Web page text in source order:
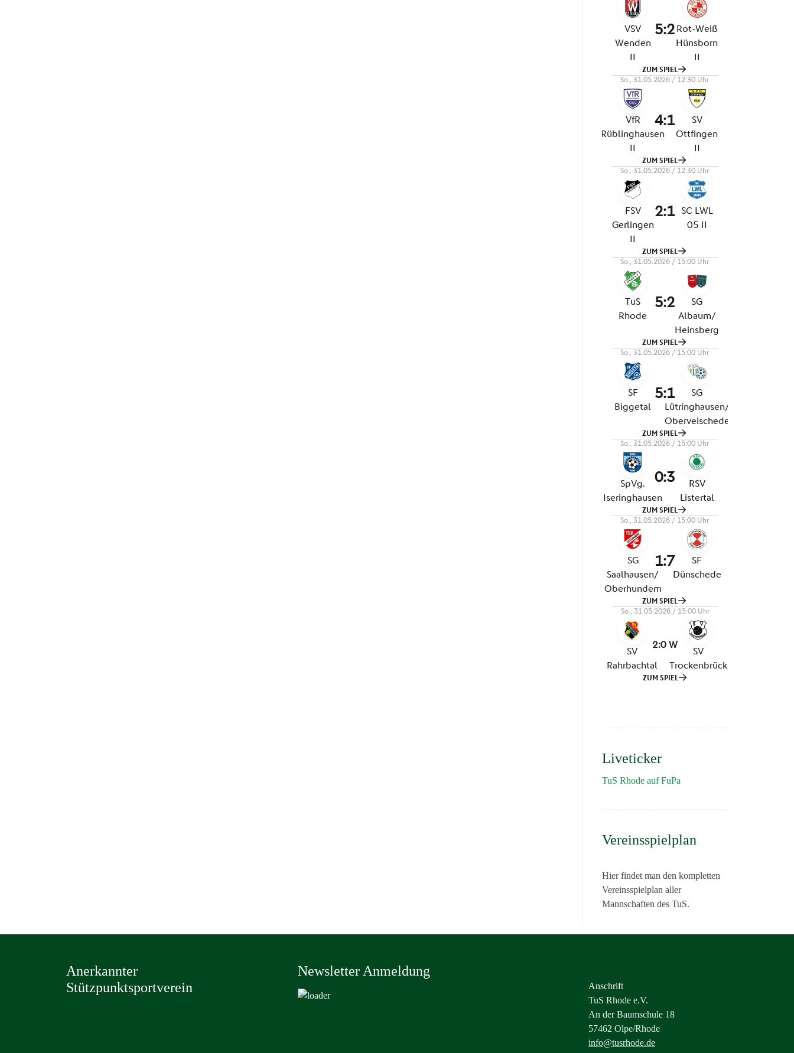
Liveticker
TuS Rhode auf FuPa
Vereinsspielplan
Hier findet man den kompletten
Vereinsspielplan aller
Mannschaften des TuS.
Anerkannter
Stützpunktsportverein
Newsletter Anmeldung
Anschrift
TuS Rhode e.V.
An der Baumschule 18
57462 Olpe/Rhode
info@tusrhode.de